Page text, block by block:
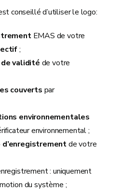
conseillé d’utiliser le logo:
EMAS de votre
;
validité de votre
couverts par
environnementales
environnemental ;
d’enregistrementde votre
: uniquement
du système ;